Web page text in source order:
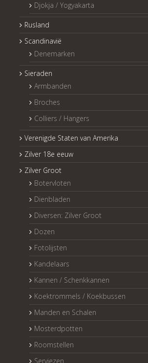
Djokja / Yogyakarta
Rusland
Scandinavië
Denemarken
Sieraden
Armbanden
Broches
Colliers / Hangers
Verenigde Staten van Amerika
Zilver 18e eeuw
Zilver Groot
Botervloten
Dienbladen
Diversen: Zilver Groot
Dozen
Fotolijsten
Kandelaars
Kannen / Schenkkannen
Koektrommels / Koekbussen
Manden en Schalen
Mosterdpotten
Roomstellen
Serviezen